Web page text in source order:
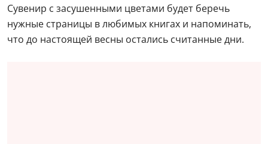
Сувенир с засушенными цветами будет беречь
нужные страницы в любимых книгах и напоминать,
что до настоящей весны остались считанные дни.